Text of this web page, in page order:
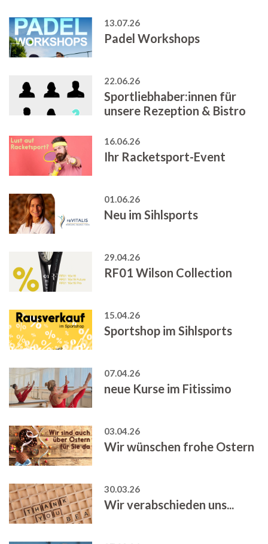
13.07.26
Padel Workshops
22.06.26
Sportliebhaber:innen für
unsere Rezeption & Bistro
16.06.26
Ihr Racketsport-Event
01.06.26
Neu im Sihlsports
29.04.26
RF01 Wilson Collection
15.04.26
Sportshop im Sihlsports
07.04.26
neue Kurse im Fitissimo
03.04.26
Wir wünschen frohe Ostern
30.03.26
Wir verabschieden uns...